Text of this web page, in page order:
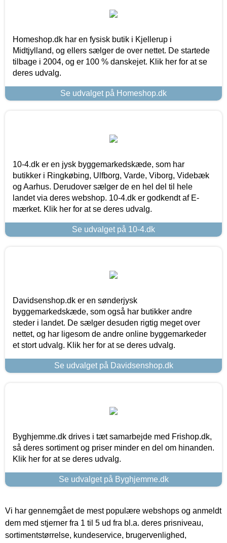
Homeshop.dk har en fysisk butik i Kjellerup i
Midtjylland, og ellers sælger de over nettet. De startede
tilbage i 2004, og er 100 % danskejet. Klik her for at se
deres udvalg.
Se udvalget på Homeshop.dk
10-4.dk er en jysk byggemarkedskæde, som har
butikker i Ringkøbing, Ulfborg, Varde, Viborg, Videbæk
og Aarhus. Derudover sælger de en hel del til hele
landet via deres webshop. 10-4.dk er godkendt af E-
mærket. Klik her for at se deres udvalg.
Se udvalget på 10-4.dk
Davidsenshop.dk er en sønderjysk
byggemarkedskæde, som også har butikker andre
steder i landet. De sælger desuden rigtig meget over
nettet, og har ligesom de andre online byggemarkeder
et stort udvalg. Klik her for at se deres udvalg.
Se udvalget på Davidsenshop.dk
Byghjemme.dk drives i tæt samarbejde med Frishop.dk,
så deres sortiment og priser minder en del om hinanden.
Klik her for at se deres udvalg.
Se udvalget på Byghjemme.dk
Vi har gennemgået de mest populære webshops og anmeldt
dem med stjerner fra 1 til 5 ud fra bl.a. deres prisniveau,
sortimentstørrelse, kundeservice, brugervenlighed,